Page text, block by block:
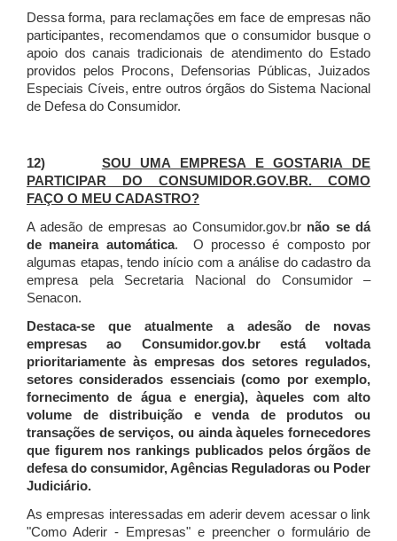
Dessa forma, para reclamações em face de empresas não
participantes, recomendamos que o consumidor busque o
apoio dos canais tradicionais de atendimento do Estado
providos pelos Procons, Defensorias Públicas, Juizados
Especiais Cíveis, entre outros órgãos do Sistema Nacional
de Defesa do Consumidor.
12) SOU UMA EMPRESA E GOSTARIA DE
PARTICIPAR DO CONSUMIDOR.GOV.BR. COMO
FAÇO O MEU CADASTRO?
A adesão de empresas ao Consumidor.gov.br não se dá
de maneira automática. O processo é composto por
algumas etapas, tendo início com a análise do cadastro da
empresa pela Secretaria Nacional do Consumidor –
Senacon.
Destaca-se que atualmente a adesão de novas
empresas ao Consumidor.gov.br está voltada
prioritariamente às empresas dos setores regulados,
setores considerados essenciais (como por exemplo,
fornecimento de água e energia), àqueles com alto
volume de distribuição e venda de produtos ou
transações de serviços, ou ainda àqueles fornecedores
que figurem nos rankings publicados pelos órgãos de
defesa do consumidor, Agências Reguladoras ou Poder
Judiciário.
As empresas interessadas em aderir devem acessar o link
"Como Aderir - Empresas" e preencher o formulário de